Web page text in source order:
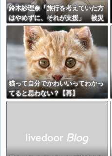
鈴木紗理奈「旅行を考えていた方
はやめずに、それが支援」 被災
地・熊本への観光を呼びかけ
猫って自分でかわいいってわかっ
てると思わない？【再】